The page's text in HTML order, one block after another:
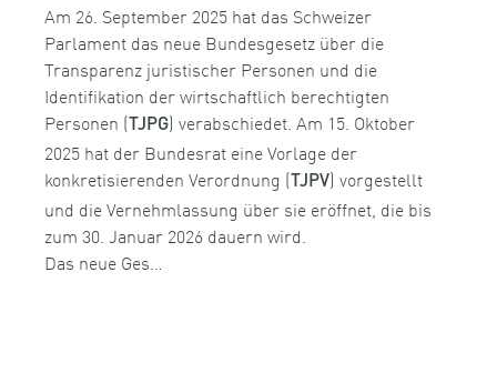
Am 26. September 2025 hat das Schweizer
Parlament das neue Bundesgesetz über die
Transparenz juristischer Personen und die
Identifikation der wirtschaftlich berechtigten
Personen ( TJPG) verabschiedet. Am 15. Oktober
2025 hat der Bundesrat eine Vorlage der
konkretisierenden Verordnung ( TJPV) vorgestellt
und die Vernehmlassung über sie eröffnet, die bis
zum 30. Januar 2026 dauern wird.
Das neue Ges…